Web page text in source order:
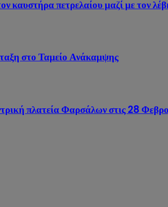
πετρελαίου μαζί με τον
στο Ταμείο Ανάκαμψης
πλατεία Φαρσάλων στις 28